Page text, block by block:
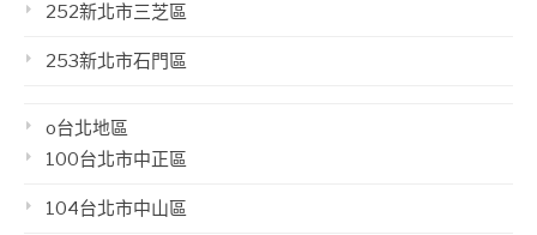
252新北市三芝區
253新北市石門區
o台北地區
100台北市中正區
104台北市中山區